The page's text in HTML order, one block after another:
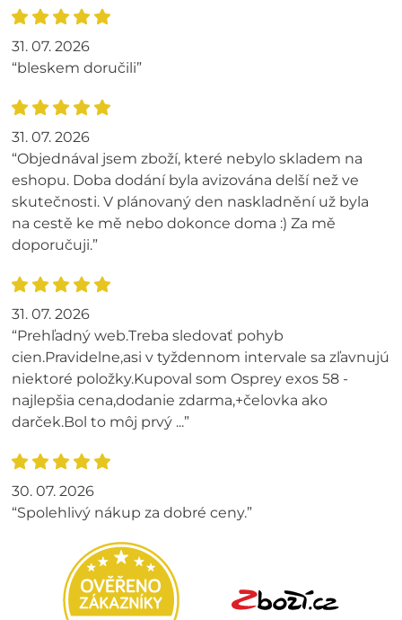
31. 07. 2026
“bleskem doručili”
31. 07. 2026
“Objednával jsem zboží, které nebylo skladem na
eshopu. Doba dodání byla avizována delší než ve
skutečnosti. V plánovaný den naskladnění už byla
na cestě ke mě nebo dokonce doma :) Za mě
doporučuji.”
31. 07. 2026
“Prehľadný web.Treba sledovať pohyb
cien.Pravidelne,asi v tyždennom intervale sa zľavnujú
niektoré položky.Kupoval som Osprey exos 58 -
najlepšia cena,dodanie zdarma,+čelovka ako
darček.Bol to môj prvý ...”
30. 07. 2026
“Spolehlivý nákup za dobré ceny.”